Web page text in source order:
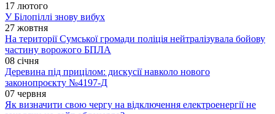
17 лютого
У Білопіллі знову вибух
27 жовтня
На території Сумської громади поліція нейтралізувала бойову
частину ворожого БПЛА
08 січня
Деревина під прицілом: дискусії навколо нового
законопроєкту №4197-Д
07 червня
Як визначити свою чергу на відключення електроенергії не